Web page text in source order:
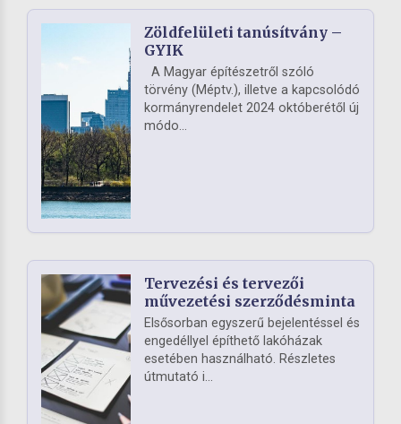
Zöldfelületi tanúsítvány –
GYIK
A Magyar építészetről szóló
törvény (Méptv.), illetve a kapcsolódó
kormányrendelet 2024 októberétől új
módo...
Tervezési és tervezői
művezetési szerződésminta
Elsősorban egyszerű bejelentéssel és
engedéllyel építhető lakóházak
esetében használható. Részletes
útmutató i...